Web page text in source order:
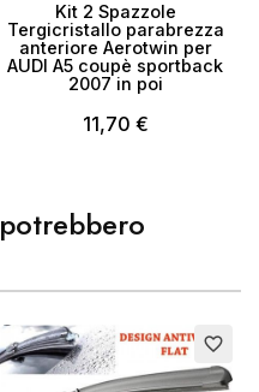
Kit 2 Spazzole
Tergicristallo parabrezza
anteriore Aerotwin per
AUDI A5 coupè sportback
2007 in poi
11,70 €
favorite_border